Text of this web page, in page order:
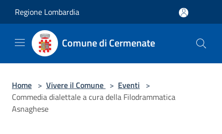
Regione Lombardia
Comune di Cermenate
Home > Vivere il Comune > Eventi >
Commedia dialettale a cura della Filodrammatica
Asnaghese